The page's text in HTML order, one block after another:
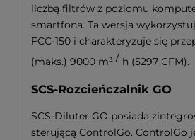
liczbą filtrów z poziomu
smartfona. Ta wersja
FCC-150 i charakteryzuje się
(maks.) 9000 m³ / h (5297 CFM).
SCS-Rozcieńczalnik GO
SCS-Diluter GO posiada
sterującą ControlGo. ControlGo